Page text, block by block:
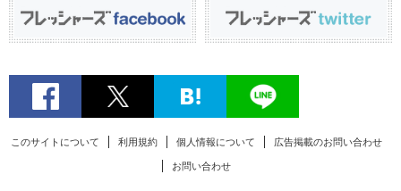
このサイトについて 利用規約 個人情報について 広告掲載のお問い合わせ
お問い合わせ